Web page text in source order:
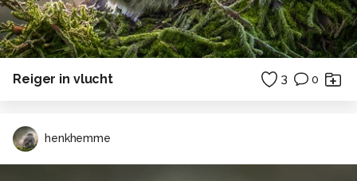
Reiger in vlucht 3 0
henkhemme